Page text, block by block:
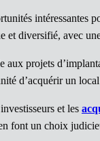
intéressantes
diversifié, avec
projets
d’acquérir un
et les
font un choix